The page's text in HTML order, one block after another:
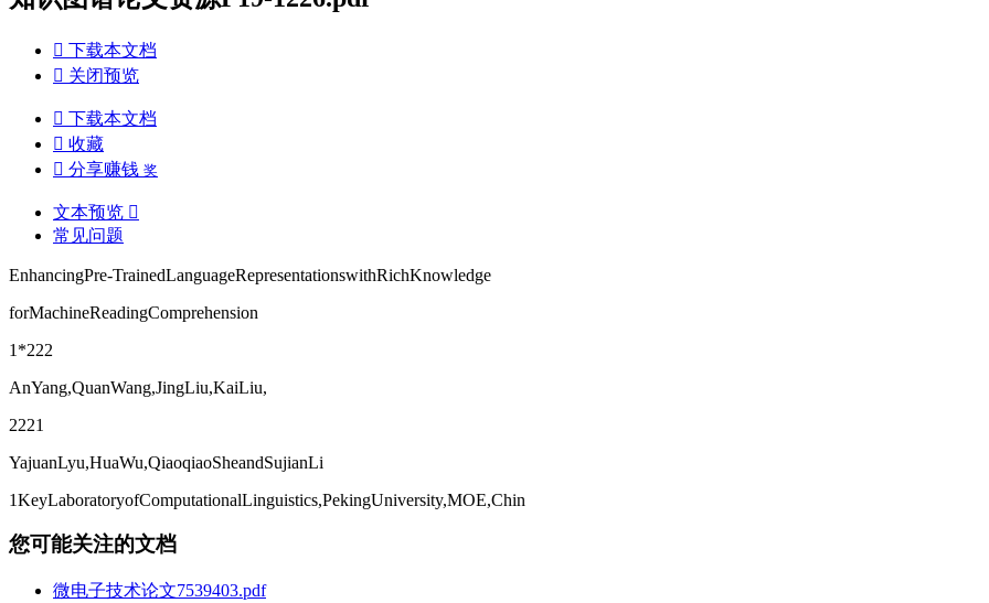
 下载本文档
 关闭预览
 下载本文档
 收藏
 分享赚钱 奖
文本预览 
常见问题
EnhancingPre-TrainedLanguageRepresentationswithRichKnowledge
forMachineReadingComprehension
1*222
AnYang,QuanWang,JingLiu,KaiLiu,
2221
YajuanLyu,HuaWu,QiaoqiaoSheandSujianLi
1KeyLaboratoryofComputationalLinguistics,PekingUniversity,MOE,Chin
您可能关注的文档
微电子技术论文7539403.pdf